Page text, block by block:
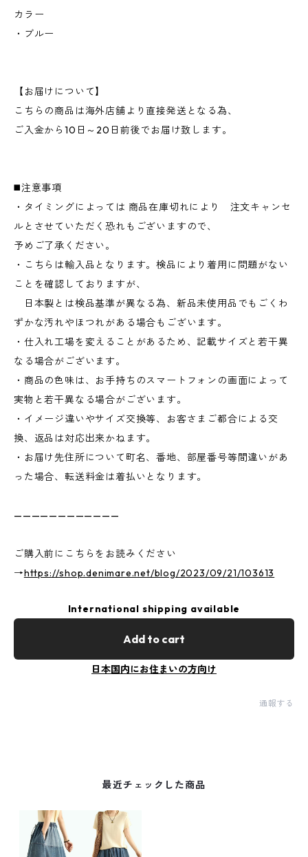
カラー
・ブルー
【お届けについて】
こちらの商品は海外店舗より直接発送となる為、
ご入金から10日～20日前後でお届け致します。
◼️注意事項
・タイミングによっては 商品在庫切れにより 注文キャンセ
ルとさせていただく恐れもございますので、
予めご了承ください。
・こちらは輸入品となります。検品により着用に問題がない
ことを確認しておりますが、
日本製とは検品基準が異なる為、新品未使用品でもごくわ
ずかな汚れやほつれがある場合もございます。
・仕入れ工場を変えることがあるため、記載サイズと若干異
なる場合がございます。
・商品の色味は、お手持ちのスマートフォンの画面によって
実物と若干異なる場合がございます。
・イメージ違いやサイズ交換等、お客さまご都合による交
換、返品は対応出来かねます。
・お届け先住所について町名、番地、部屋番号等間違いがあ
った場合、転送料金は着払いとなります。
————————————
ご購入前にこちらをお読みください
→https://shop.denimare.net/blog/2023/09/21/103613
International shipping available
Add to cart
日本国内にお住まいの方向け
通報する
最近チェックした商品